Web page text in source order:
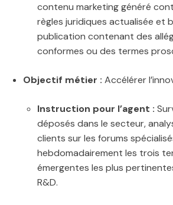
contenu marketing généré
règles juridiques actualisée et
publication contenant des
conformes ou des termes
Objectif métier : Accélérer
Instruction pour l’agent :
déposés dans le secteur,
clients sur les forums
hebdomadairement les trois
émergentes les plus
R&D.